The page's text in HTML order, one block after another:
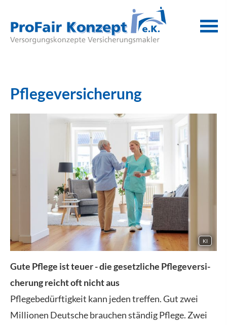
Pflege­ver­si­che­rung
KI
Gute Pflege ist teuer - die gesetzliche Pflege­ver­si­
che­rung reicht oft nicht aus
Pflegebedürftigkeit kann jeden treffen. Gut zwei
Millionen Deutsche brauchen ständig Pflege. Zwei